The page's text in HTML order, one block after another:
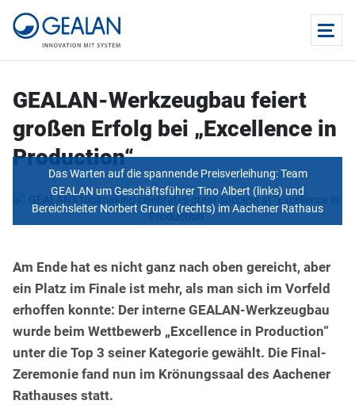
GEALAN-Werkzeugbau feiert
großen Erfolg bei „Excellence in
Production“
Das Warten auf die spannende Preisverleihung: Team
GEALAN um Geschäftsführer Tino Albert (links) und
Bereichsleiter Norbert Gruner (rechts) im Aachener Rathaus
Am Ende hat es nicht ganz nach oben gereicht, aber
ein Platz im Finale ist mehr, als man sich im Vorfeld
erhoffen konnte: Der interne GEALAN-Werkzeugbau
wurde beim Wettbewerb „Excellence in Production“
unter die Top 3 seiner Kategorie gewählt. Die Final-
Zeremonie fand nun im Krönungssaal des Aachener
Rathauses statt.